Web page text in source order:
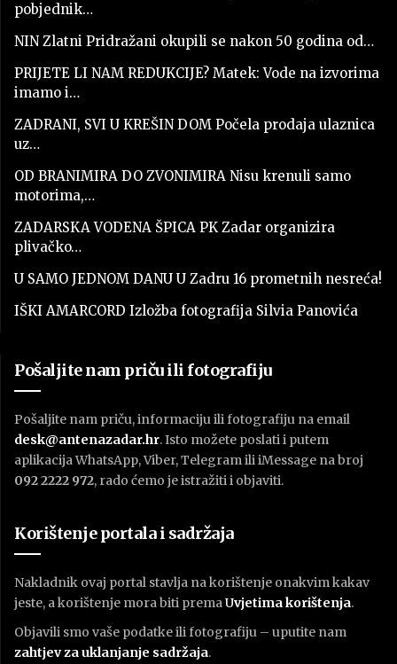
pobjednik…
NIN Zlatni Pridražani okupili se nakon 50 godina od…
PRIJETE LI NAM REDUKCIJE? Matek: Vode na izvorima
imamo i…
ZADRANI, SVI U KREŠIN DOM Počela prodaja ulaznica
uz…
OD BRANIMIRA DO ZVONIMIRA Nisu krenuli samo
motorima,…
ZADARSKA VODENA ŠPICA PK Zadar organizira
plivačko…
U SAMO JEDNOM DANU U Zadru 16 prometnih nesreća!
IŠKI AMARCORD Izložba fotografija Silvia Panovića
Pošaljite nam priču ili fotografiju
Pošaljite nam priču, informaciju ili fotografiju na email
desk@antenazadar.hr. Isto možete poslati i putem
aplikacija WhatsApp, Viber, Telegram ili iMessage na broj
092 2222 972, rado ćemo je istražiti i objaviti.
Korištenje portala i sadržaja
Nakladnik ovaj portal stavlja na korištenje onakvim kakav
jeste, a korištenje mora biti premaUvjetima korištenja.
Objavili smo vaše podatke ili fotografiju – uputite nam
zahtjev za uklanjanje sadržaja.